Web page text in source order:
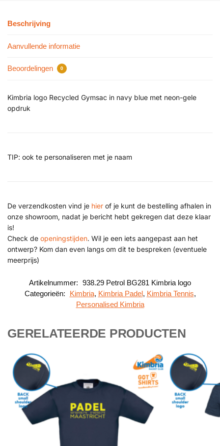
Beschrijving
Aanvullende informatie
Beoordelingen 0
Kimbria logo Recycled Gymsac in navy blue met neon-gele
opdruk
TIP: ook te personaliseren met je naam
De verzendkosten vind je hier of je kunt de bestelling afhalen in
onze showroom, nadat je bericht hebt gekregen dat deze klaar
is!
Check de openingstijden. Wil je een iets aangepast aan het
ontwerp? Kom dan even langs om dit te bespreken (eventuele
meerprijs)
Artikelnummer: 938.29 Petrol BG281 Kimbria logo
Categorieën:
Kimbria, Kimbria Padel, Kimbria Tennis,
Personalised Kimbria
GERELATEERDE PRODUCTEN